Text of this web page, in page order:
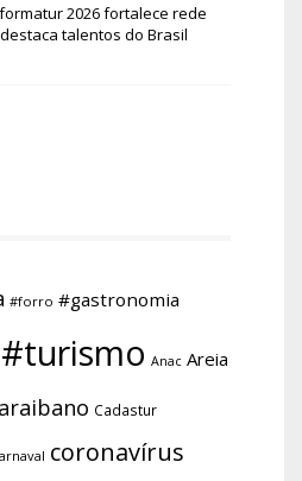
2026 fortalece rede
talentos do Brasil
#forro #gastronomia
#turismo Anac Areia
Cadastur
coronavírus